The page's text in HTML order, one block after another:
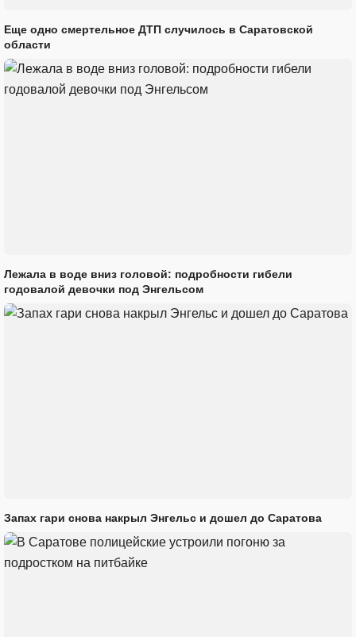
Еще одно смертельное ДТП случилось в Саратовской
области
Лежала в воде вниз головой: подробности гибели
годовалой девочки под Энгельсом
Запах гари снова накрыл Энгельс и дошел до Саратова